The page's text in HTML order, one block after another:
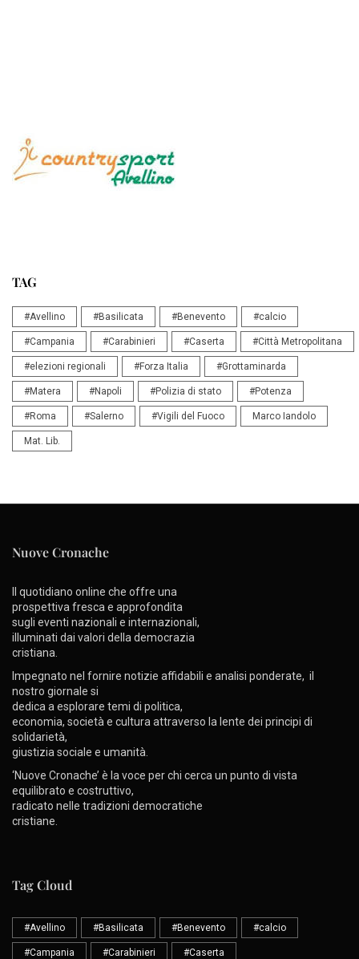
TAG
#Avellino #Basilicata #Benevento #calcio
#Campania #Carabinieri #Caserta #Città Metropolitana
#elezioni regionali #Forza Italia #Grottaminarda
#Matera #Napoli #Polizia di stato #Potenza
#Roma #Salerno #Vigili del Fuoco Marco Iandolo
Mat. Lib.
Nuove Cronache
Il quotidiano online che offre una
prospettiva fresca e approfondita
sugli eventi nazionali e internazionali,
illuminati dai valori della democrazia
cristiana.
Impegnato nel fornire notizie affidabili e analisi ponderate, il
nostro giornale si
dedica a esplorare temi di politica,
economia, società e cultura attraverso la lente dei principi di
solidarietà,
giustizia sociale e umanità.
‘Nuove Cronache’ è la voce per chi cerca un punto di vista
equilibrato e costruttivo,
radicato nelle tradizioni democratiche
cristiane.
Tag Cloud
#Avellino #Basilicata #Benevento #calcio
#Campania #Carabinieri #Caserta